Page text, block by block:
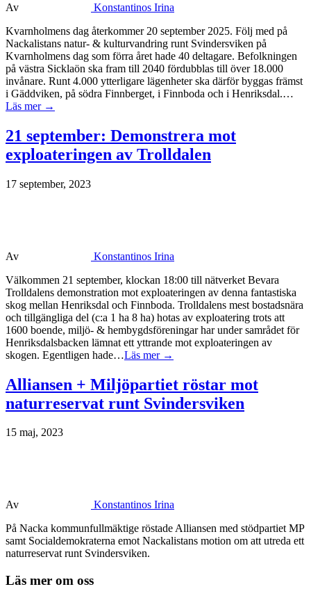
Av
Konstantinos Irina
Kvarnholmens dag återkommer 20 september 2025. Följ med på
Nackalistans natur- & kulturvandring runt Svindersviken på
Kvarnholmens dag som förra året hade 40 deltagare. Befolkningen
på västra Sicklaön ska fram till 2040 fördubblas till över 18.000
invånare. Runt 4.000 ytterligare lägenheter ska därför byggas främst
i Gäddviken, på södra Finnberget, i Finnboda och i Henriksdal.…
Läs mer →
21 september: Demonstrera mot
exploateringen av Trolldalen
17 september, 2023
Av
Konstantinos Irina
Välkommen 21 september, klockan 18:00 till nätverket Bevara
Trolldalens demonstration mot exploateringen av denna fantastiska
skog mellan Henriksdal och Finnboda. Trolldalens mest bostadsnära
och tillgängliga del (c:a 1 ha 8 ha) hotas av exploatering trots att
1600 boende, miljö- & hembygdsföreningar har under samrådet för
Henriksdalsbacken lämnat ett yttrande mot exploateringen av
skogen. Egentligen hade…Läs mer →
Alliansen + Miljöpartiet röstar mot
naturreservat runt Svindersviken
15 maj, 2023
Av
Konstantinos Irina
På Nacka kommunfullmäktige röstade Alliansen med stödpartiet MP
samt Socialdemokraterna emot Nackalistans motion om att utreda ett
naturreservat runt Svindersviken.
Läs mer om oss